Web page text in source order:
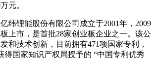
元。
纬锂能股份有限公司成立于2001年，2009
上市，是首批28家创业板企业之一。该公
和技术创新，目前拥有471项国家专利，
得国家知识产权局授予的 “中国专利优秀